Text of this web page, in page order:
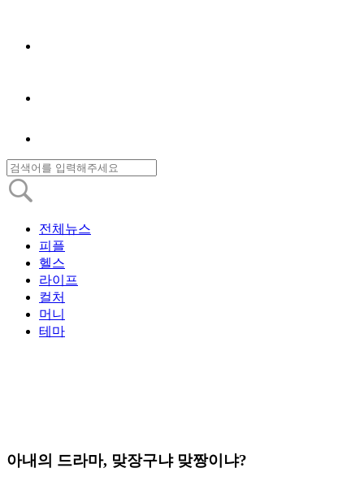
전체뉴스
피플
헬스
라이프
컬처
머니
테마
아내의 드라마, 맞장구냐 맞짱이냐?